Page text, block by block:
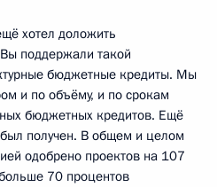
хотел доложить
поддержали такой
бюджетные кредиты. Мы
и по объёму, и по срокам
бюджетных кредитов. Ещё
получен. В общем и целом
одобрено проектов на 107
70 процентов